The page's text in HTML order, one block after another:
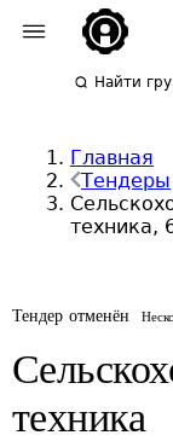
Найти
Главная
Тендеры
техника,
Тендер отменён
техника